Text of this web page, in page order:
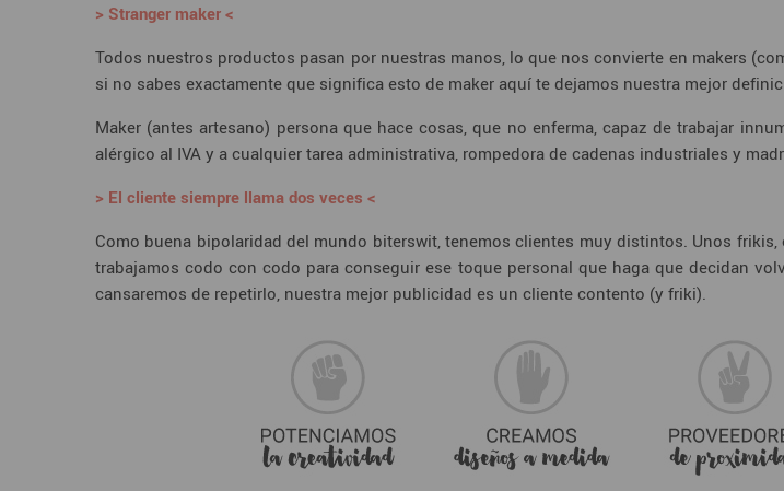
> Stranger maker <
Todos nuestros productos pasan por nuestras manos, lo que nos convierte en makers
si no sabes exactamente que significa esto de maker aquí te dejamos nuestra mejor
Maker (antes artesano) persona que hace cosas, que no enferma, capaz de trabajar
alérgico al IVA y a cualquier tarea administrativa, rompedora de cadenas industriales y
> El cliente siempre llama dos veces <
Como buena bipolaridad del mundo biterswit, tenemos clientes muy distintos. Unos
trabajamos codo con codo para conseguir ese toque personal que haga que decidan
cansaremos de repetirlo, nuestra mejor publicidad es un cliente contento (y friki).